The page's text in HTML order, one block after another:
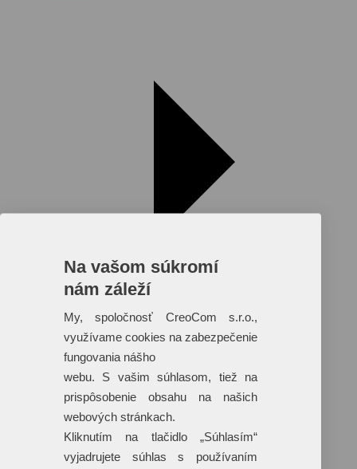
Reklamné predmety s plnofarebnou
potlačou
Dáždniky
Tašky
Hračky
+ 17 ďalších
Na vašom súkromí
nám záleží
My, spoločnosť CreoCom s.r.o.,
využívame cookies na zabezpečenie
fungovania nášho
webu. S vašim súhlasom, tiež na
prispôsobenie obsahu na našich
webových stránkach.
Kliknutím na tlačidlo „Súhlasím“
vyjadrujete súhlas s používaním